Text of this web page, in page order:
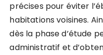
précises pour éviter
habitations voisines.
dès la phase d’étude
administratif et